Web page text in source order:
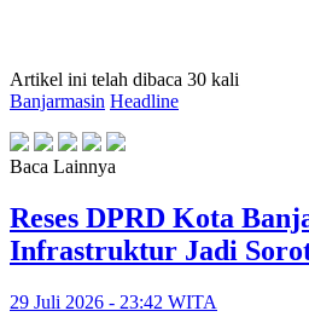
Artikel ini telah dibaca 30 kali
Banjarmasin Headline
Baca Lainnya
Reses DPRD Kota
Infrastruktur Jadi
29 Juli 2026 - 23:42 WITA